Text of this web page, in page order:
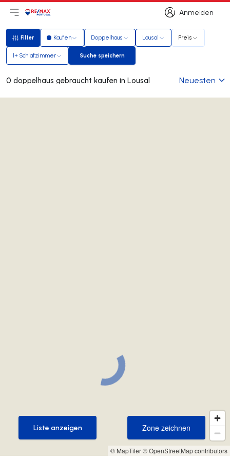
Anmelden
Anmelden
Hauptmenü öffnen
LogoZur Startseite
Filter
Filter Kaufen Doppelhaus Lousal Preis
1+ Schlafzimmer Suche speichern
Suche speichern
0 doppelhaus gebraucht kaufen in Lousal Neuesten
© MapTiler© OpenStreetMap contributors
Zone zeichnen
Zone zeichnen
Liste anzeigen
Liste anzeigen